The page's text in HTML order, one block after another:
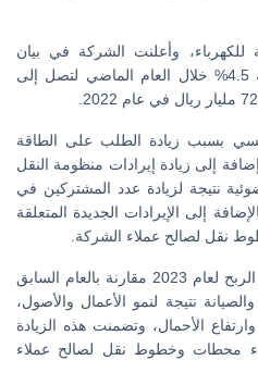
للكهرباء، وأعلنت الشركة في بيان
رسمي أن إيراداتها ارتفعت بنسبة 4.5% خلال العام الماضي لتصل إلى
بسبب زيادة الطلب على الطاقة
إلى زيادة إيرادات منظومة النقل
نتيجة لزيادة عدد المشتركين في
إلى الإيرادات الجديدة المتعلقة
نقل لصالح عملاء الشركة.
وأوضحت أن الانخفاض في صافي الربح لعام 2023 مقارنة بالعام السابق
نتيجة لنمو الأعمال والأصول،
الأحمال، وتضمنت هذه الزيادة
محطات وخطوط نقل لصالح عملاء